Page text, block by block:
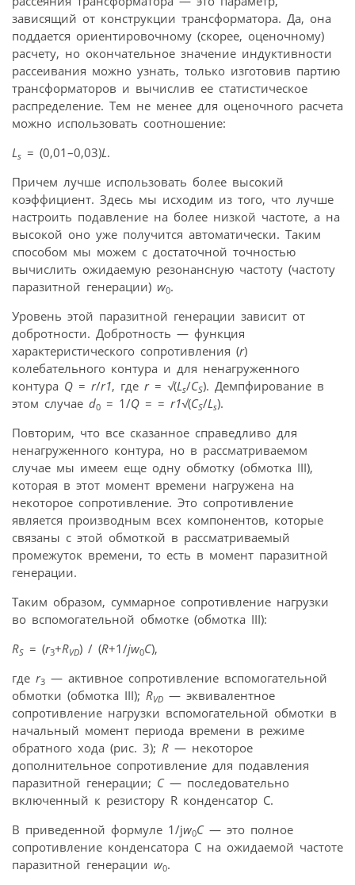
зависящий от конструкции трансформатора. Да, она
поддается ориентировочному (скорее, оценочному)
расчету, но окончательное значение индуктивности
рассеивания можно узнать, только изготовив партию
трансформаторов и вычислив ее статистическое
распределение. Тем не менее для оценочного расчета
можно использовать соотношение:
Ls = (0,01–0,03)L.
Причем лучше использовать более высокий
коэффициент. Здесь мы исходим из того, что лучше
настроить подавление на более низкой частоте, а на
высокой оно уже получится автоматически. Таким
способом мы можем с достаточной точностью
вычислить ожидаемую резонансную частоту (частоту
паразитной генерации) w0.
Уровень этой паразитной генерации зависит от
добротности. Добротность — функция
характеристического сопротивления (r)
колебательного контура и для ненагруженного
контура Q = r/r1, где r= √(Ls/CS). Демпфирование в
этом случае d0 = 1/Q = = r1√(CS/Ls).
Повторим, что все сказанное справедливо для
ненагруженного контура, но в рассматриваемом
случае мы имеем еще одну обмотку (обмотка III),
которая в этот момент времени нагружена на
некоторое сопротивление. Это сопротивление
является производным всех компонентов, которые
связаны с этой обмоткой в рассматриваемый
промежуток времени, то есть в момент паразитной
генерации.
Таким образом, суммарное сопротивление нагрузки
во вспомогательной обмотке (обмотка III):
RS = (r3+RVD) / (R+1/jw0C),
где r3 — активное сопротивление вспомогательной
обмотки (обмотка III); RVD — эквивалентное
сопротивление нагрузки вспомогательной обмотки в
начальный момент периода времени в режиме
обратного хода (рис. 3); R — некоторое
дополнительное сопротивление для подавления
паразитной генерации; C— последовательно
включенный к резистору R конденсатор С.
В приведенной формуле 1/jw0C— это полное
сопротивление конденсатора С на ожидаемой частоте
паразитной генерации w0.